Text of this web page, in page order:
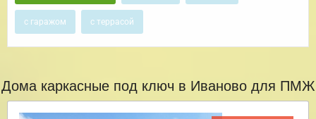
с гаражом с террасой
Дома каркасные под ключ в Иваново для ПМЖ